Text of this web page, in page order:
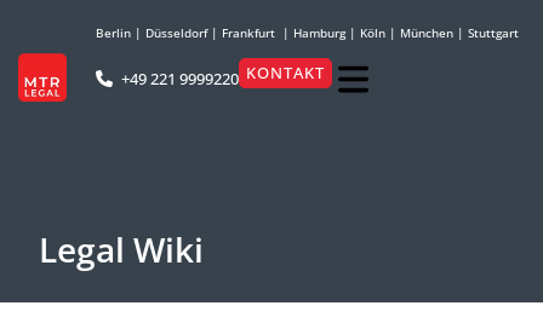
Berlin | Düsseldorf| Frankfurt | Hamburg| Köln | München | Stuttgart
+49 221 9999220 KONTAKT
Legal Wiki